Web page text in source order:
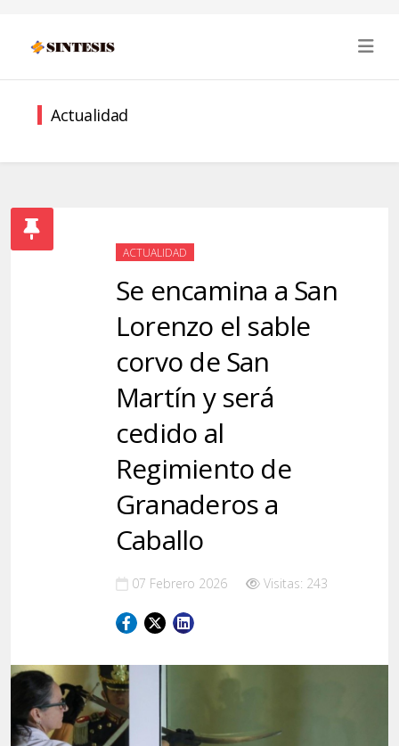
Actualidad
ACTUALIDAD
Se encamina a San
Lorenzo el sable
corvo de San
Martín y será
cedido al
Regimiento de
Granaderos a
Caballo
07 Febrero 2026 Visitas: 243